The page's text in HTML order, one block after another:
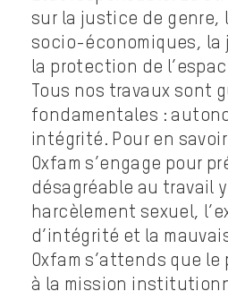
sur la justice de genre,
socio-économiques,
la protection de
Tous nos travaux sont
fondamentales :
intégrité. Pour en
Oxfam s’engage pour
désagréable au travail
harcèlement sexuel,
d’intégrité et la
Oxfam s’attends que
à la mission